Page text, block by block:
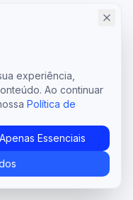
experiência,
Ao continuar
Política de
Apenas Essenciais